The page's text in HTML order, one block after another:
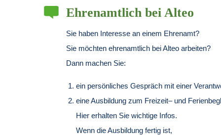
Ehrenamtlich bei Alteo
Sie haben Interesse an einem Ehrenamt?
Sie möchten ehrenamtlich bei Alteo arbeiten?
Dann machen Sie:
ein persönliches Gespräch mit einer
eine Ausbildung zum Freizeit– und
Hier erhalten Sie wichtige Infos.
Wenn die Ausbildung fertig ist,